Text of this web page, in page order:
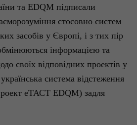
та EDQM підписали
стосовно систем
засобів у Європі, і з тих пір
інформацією та
своїх відповідних проектів у
українська система відстеження
еТАСТ EDQM) задля